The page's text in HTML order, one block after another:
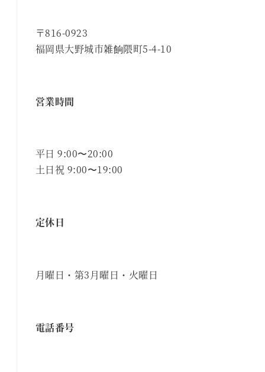
〒816-0923
福岡県大野城市雑餉隈町5-4-10
営業時間
平日 9:00〜20:00
土日祝 9:00〜19:00
定休日
月曜日・第3月曜日・火曜日
電話番号